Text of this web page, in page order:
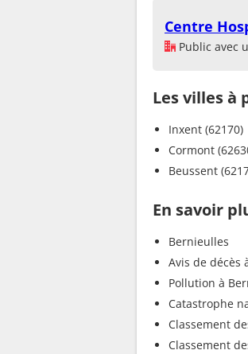
Centre
Public avec
Les villes à
Inxent (62170)
Cormont
Beussent
En savoir
Bernieulles
Avis de décès
Pollution à
Catastrophe
Classement
Classement